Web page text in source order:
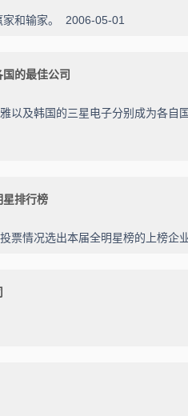
家和输家。 2006-05-01
的最佳公司
以及韩国的三星电子分别成为各
星排行榜
投票情况选出本届全明星榜的上榜企